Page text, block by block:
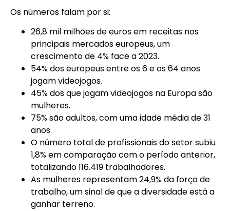
Os números falam por si:
26,8 mil milhões de euros em receitas nos
principais mercados europeus, um
crescimento de 4% face a 2023.
54% dos europeus entre os 6 e os 64 anos
jogam videojogos.
45% dos que jogam videojogos na Europa são
mulheres.
75% são adultos, com uma idade média de 31
anos.
O número total de profissionais do setor subiu
1,8% em comparação com o período anterior,
totalizando 116.419 trabalhadores.
As mulheres representam 24,9% da força de
trabalho, um sinal de que a diversidade está a
ganhar terreno.